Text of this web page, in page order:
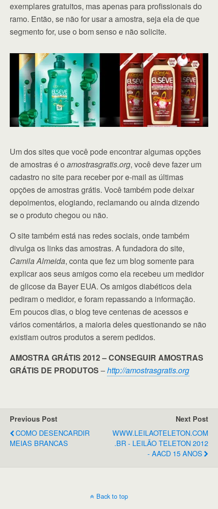
exemplares gratuitos, mas apenas para profissionais do
ramo. Então, se não for usar a amostra, seja ela de que
segmento for, use o bom senso e não solicite.
Um dos sites que você pode encontrar algumas opções
de amostras é o amostrasgratis.org, você deve fazer um
cadastro no site para receber por e-mail as últimas
opções de amostras grátis. Você também pode deixar
depoimentos, elogiando, reclamando ou ainda dizendo
se o produto chegou ou não.
O site também está nas redes sociais, onde também
divulga os links das amostras. A fundadora do site,
Camila Almeida, conta que fez um blog somente para
explicar aos seus amigos como ela recebeu um medidor
de glicose da Bayer EUA. Os amigos diabéticos dela
pediram o medidor, e foram repassando a informação.
Em poucos dias, o blog teve centenas de acessos e
vários comentários, a maioria deles questionando se não
existiam outros produtos a serem pedidos.
AMOSTRA GRÁTIS 2012 – CONSEGUIR AMOSTRAS
GRÁTIS DE PRODUTOS –http://amostrasgratis.org
Previous Post
COMO DESENCARDIR
MEIAS BRANCAS
Next Post
WWW.LEILAOTELETON.COM
.BR - LEILÃO TELETON 2012
- AACD 15 ANOS
Back to top